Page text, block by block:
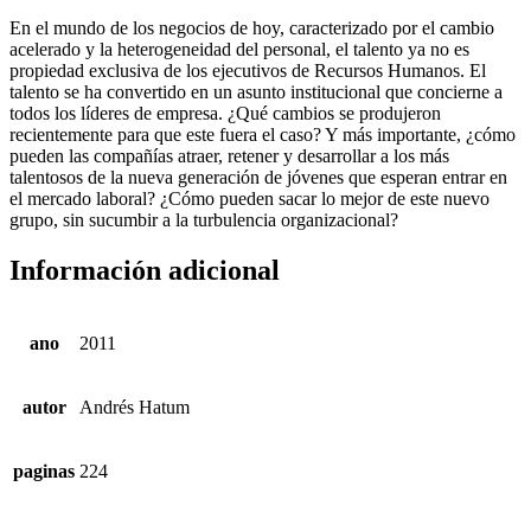
En el mundo de los negocios de hoy, caracterizado por el cambio
acelerado y la heterogeneidad del personal, el talento ya no es
propiedad exclusiva de los ejecutivos de Recursos Humanos. El
talento se ha convertido en un asunto institucional que concierne a
todos los líderes de empresa. ¿Qué cambios se produjeron
recientemente para que este fuera el caso? Y más importante, ¿cómo
pueden las compañías atraer, retener y desarrollar a los más
talentosos de la nueva generación de jóvenes que esperan entrar en
el mercado laboral? ¿Cómo pueden sacar lo mejor de este nuevo
grupo, sin sucumbir a la turbulencia organizacional?
Información adicional
ano 2011
autor Andrés Hatum
paginas 224